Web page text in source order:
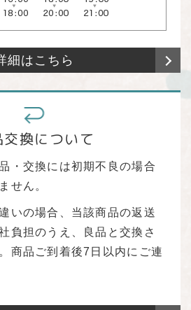
細はこちら
交換について
・交換には初期不良の場合
せん。
いの場合、当該商品の返送
負担のうえ、良品と交換さ
商品ご到着後7日以内にご連